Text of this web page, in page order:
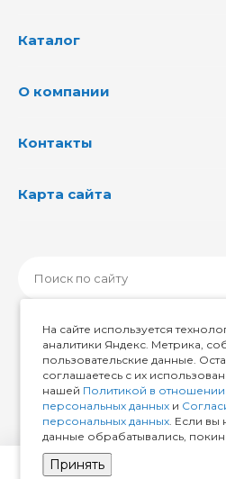
Каталог
О компании
Контакты
Карта сайта
© 2026 ИМИР174, Все
На сайте используется
аналитики Яндекс. Метрика,
пользовательские данные.
соглашаетесь с их
нашей Политикой в
персональных данных и
персональных данных. Если вы
данные обрабатывались,
Принять